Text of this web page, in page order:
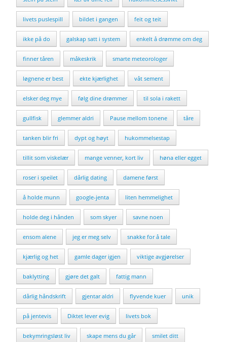
livets puslespill bildet i gangen feit og teit
ikke på do galskap satt i system enkelt å drømme om deg
finner tåren måkeskrik smarte meteorologer
løgnene er best ekte kjærlighet våt sement
elsker deg mye følg dine drømmer til sola i rakett
gullfisk glemmer aldri Pause mellom tonene tåre
tanken blir fri dypt og høyt hukommelsestap
tillit som viskelær mange venner, kort liv høna eller egget
roser i speilet dårlig dating damene først
å holde munn google-jenta liten hemmelighet
holde deg i hånden som skyer savne noen
ensom alene jeg er meg selv snakke for å tale
kjærlig og het gamle dager igjen viktige avgjørelser
baklytting gjøre det galt fattig mann
dårlig håndskrift gjentar aldri flyvende kuer unik
på jentevis Diktet lever evig livets bok
bekymringsløst liv skape mens du går smilet ditt